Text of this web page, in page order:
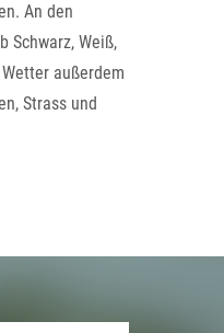
An den
Schwarz, Weiß,
außerdem
Strass und